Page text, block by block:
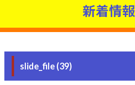
新着情報
slide_file (39)